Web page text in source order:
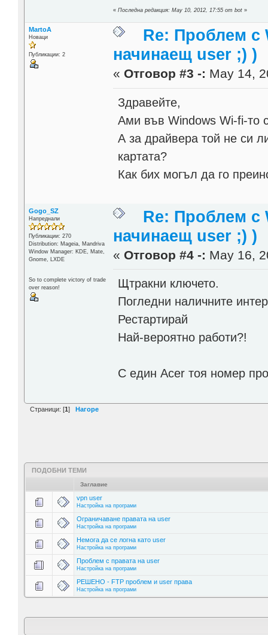
«Последна редакция: May 10, 2012, 17:55 от bot »
MartoA
Новаци
Публикации: 2
Re: Проблем с
начинаещ user ;) )
« Отговор #3 -: May 14,
Здравейте,
Ами във Windows Wi-fi-то
А за драйвера той не си
картата?
Как бих могъл да го
Gogo_SZ
Напреднали
Публикации: 270
Distribution: Mageia, Mandriva
Window Manager: KDE, Mate,
Gnome, LXDE
So to complete victory of trade
over reason!
Re: Проблем с
начинаещ user ;) )
« Отговор #4 -: May 16,
Щтракни ключето.
Погледни наличните
Рестартирай
Най-вероятно работи?!
С един Acer тоя номер
Страници: [1 ] Нагоре
ПОДОБНИ ТЕМИ
Заглавие
vpn user
Настройка на програми
Ограничаване правата на user
Настройка на програми
Немога да се логна като user
Настройка на програми
Проблем с правата на user
Настройка на програми
РЕШЕНО - FTP проблем и user права
Настройка на програми